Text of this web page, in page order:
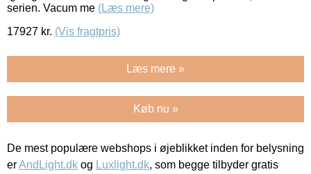
serien. Vacum me (Læs mere)
17927 kr. (Vis fragtpris)
Læs mere »
Køb nu »
De mest populære webshops i øjeblikket inden for belysning
erAndLight.dk og Luxlight.dk, som begge tilbyder gratis